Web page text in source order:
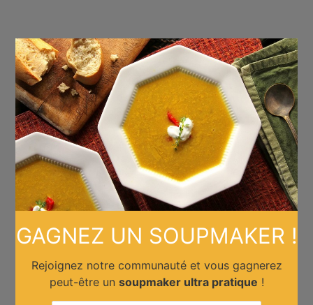
GAGNEZ UN SOUPMAKER !
Rejoignez notre communauté et vous gagnerez
peut-être un soupmaker ultra pratique !
×